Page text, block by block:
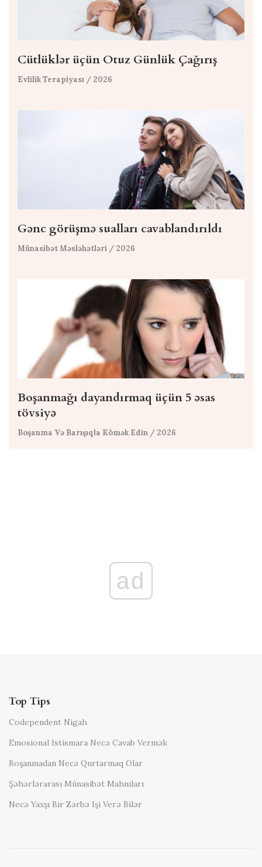
Cütlüklər üçün Otuz Günlük Çağırış
Evlilik Terapiyası / 2026
Gənc görüşmə sualları cavablandırıldı
Münasibət Məsləhətləri / 2026
Boşanmağı dayandırmaq üçün 5 əsas
tövsiyə
Boşanma Və Barışıqla Kömək Edin / 2026
ad
Top Tips
Codependent Nigah
Emosional Istismara Necə Cavab Vermək
Boşanmadan Necə Qurtarmaq Olar
Şəhərlərarası Münasibət Mahnıları
Necə Yaxşı Bir Zərbə Işi Verə Bilər